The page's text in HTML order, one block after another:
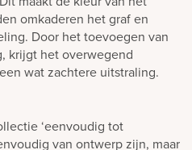
omkaderen het graf en
Door het toevoegen van
krijgt het overwegend
wat zachtere uitstraling.
‘eenvoudig tot
van ontwerp zijn, maar